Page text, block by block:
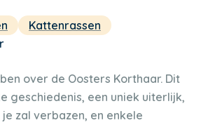
Kattenrassen
over de Oosters Korthaar. Dit
geschiedenis, een uniek uiterlijk,
zal verbazen, en enkele